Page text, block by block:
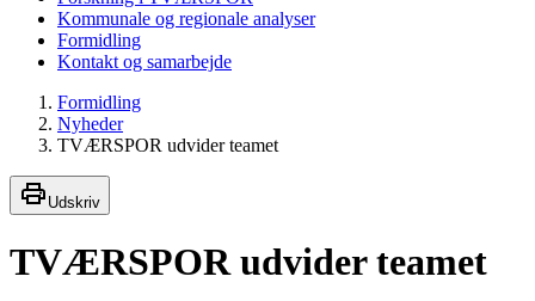
Kommunale og regionale analyser
Formidling
Kontakt og samarbejde
Formidling
Nyheder
TVÆRSPOR udvider teamet
Udskriv
TVÆRSPOR udvider teamet